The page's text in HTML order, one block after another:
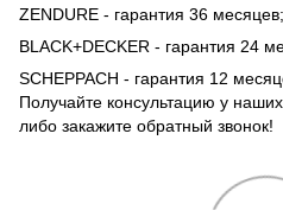
ZENDURE - гарантия 36 месяцев;
BLACK+DECKER - гарантия 24
SCHEPPACH - гарантия 12
Получайте консультацию у
либо закажите обратный звонок!